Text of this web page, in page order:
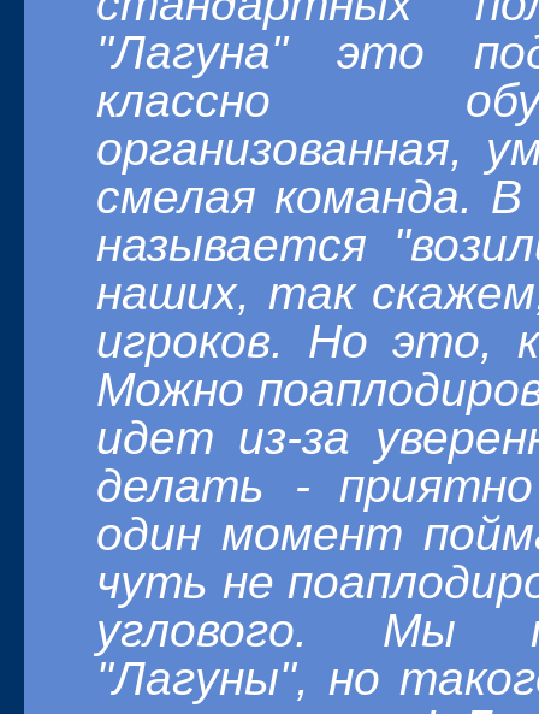
"Лагуна" это
классно
организованная,
смелая команда.
называется
наших, так
игроков. Но это,
Можно
идет из-за
делать -
один момент
чуть не
углового. Мы
"Лагуны", но